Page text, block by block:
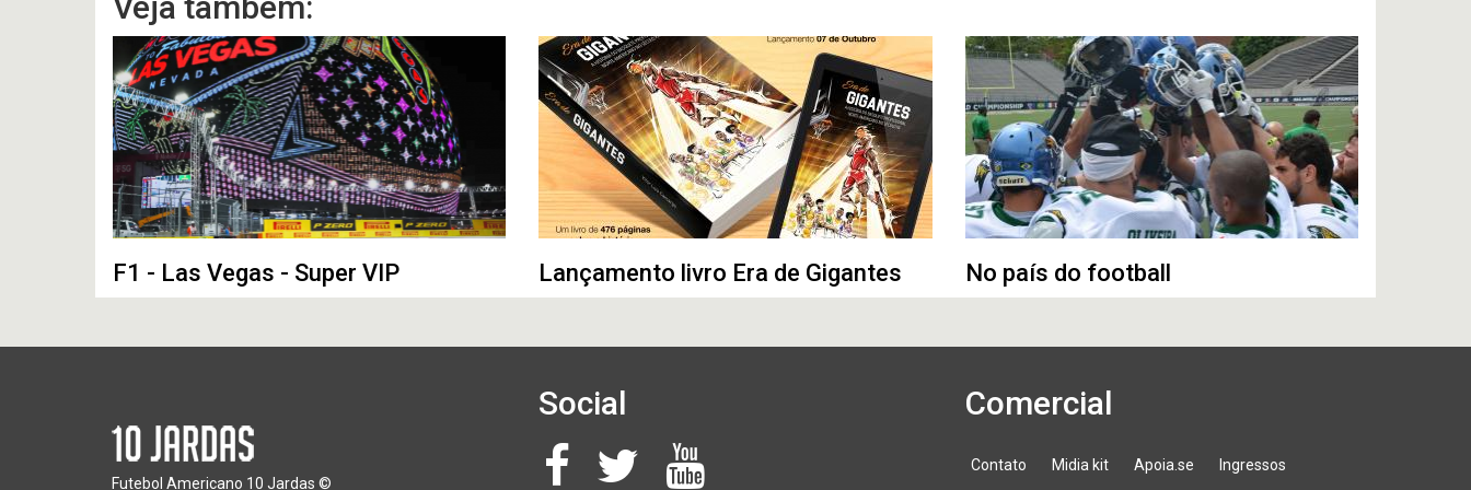
F1 - Las Vegas - Super VIP Lançamento livro Era de Gigantes No país do football
Futebol Americano 10 Jardas ©
Social Comercial
Contato Midia kit Apoia.se Ingressos